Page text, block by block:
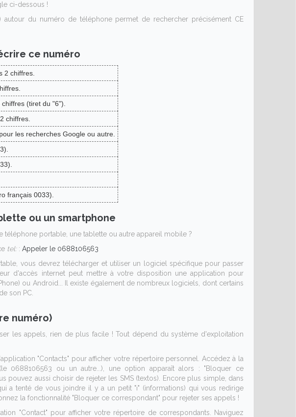
ci-dessous !
autour du numéro de téléphone permet de rechercher précisément CE
ce numéro
2 chiffres.
(tiret du "6").
chiffres.
les recherches Google ou autre.
français 0033).
ou un smartphone
portable, une tablette ou autre appareil mobile ?
tel:: Appeler le 0688106563
vous devrez télécharger et utiliser un logiciel spécifique pour passer
d'accès internet peut mettre à votre disposition une application pour
ou Android... Il existe également de nombreux logiciels, dont certains
son PC.
numéro)
les appels, rien de plus facile ! Tout dépend du système d'exploitation
"Contacts" pour afficher votre répertoire personnel. Accédez à la
0688106563 ou un autre...), une option apparaît alors : "Bloquer ce
pouvez aussi choisir de rejeter les SMS (textos). Encore plus simple, dans
a tenté de vous joindre il y a un petit "i" (informations) qui vous redirige
la fonctionnalité "Bloquer ce correspondant" pour rejeter ses appels !
"Contact" pour afficher votre répertoire de correspondants. Naviguez